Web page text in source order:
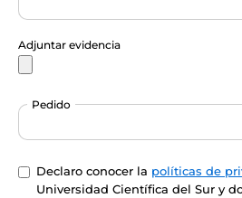
Adjuntar evidencia
Pedido
Declaro conocer la políticas de
Universidad Científica del Sur y